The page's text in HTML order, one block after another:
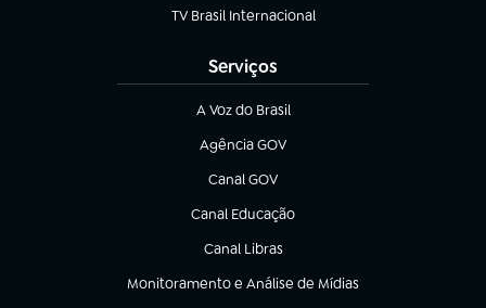
TV Brasil Internacional
(abre em nova aba)
Serviços
A Voz do Brasil
(abre em nova aba)
Agência GOV
(abre em nova aba)
Canal GOV
(abre em nova aba)
Canal Educação
(abre em nova aba)
Canal Libras
(abre em nova aba)
Monitoramento e Análise de Mídias
(abre em nova aba)